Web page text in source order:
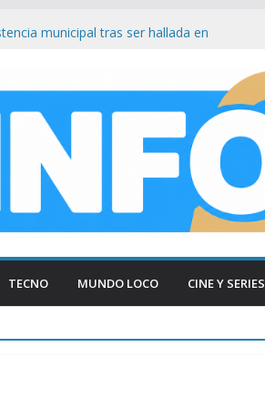
su venta a foráneos
testimonio clave de Javier
tradicional al borde del cierre por
Firmeza a Luis Caputo: «La industria es
respeto»
TECNO MUNDO LOCO CINE Y SERIES